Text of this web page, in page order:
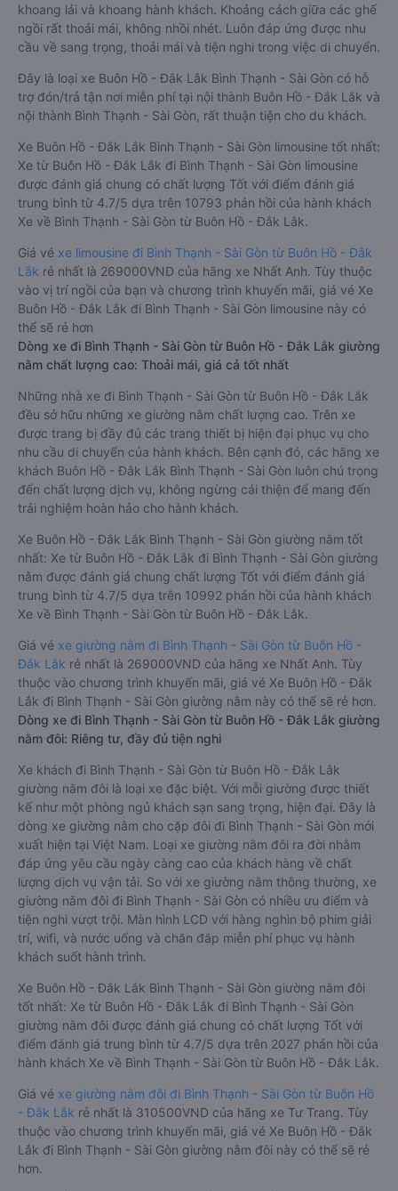
khoang lái và khoang hành khách. Khoảng cách giữa các ghế
ngồi rất thoải mái, không nhồi nhét. Luôn đáp ứng được nhu
cầu về sang trọng, thoải mái và tiện nghi trong việc di chuyển.
Đây là loại xe Buôn Hồ - Đắk Lắk Bình Thạnh - Sài Gòn có hỗ
trợ đón/trả tận nơi miễn phí tại nội thành Buôn Hồ - Đắk Lắk và
nội thành Bình Thạnh - Sài Gòn, rất thuận tiện cho du khách.
Xe Buôn Hồ - Đắk Lắk Bình Thạnh - Sài Gòn limousine tốt nhất:
Xe từ Buôn Hồ - Đắk Lắk đi Bình Thạnh - Sài Gòn limousine
được đánh giá chung có chất lượng Tốt với điểm đánh giá
trung bình từ 4.7/5 dựa trên 10793 phản hồi của hành khách
Xe về Bình Thạnh - Sài Gòn từ Buôn Hồ - Đắk Lắk.
Giá vé xe limousine đi Bình Thạnh - Sài Gòn từ Buôn Hồ - Đắk
Lắk rẻ nhất là 269000VND của hãng xe Nhất Anh. Tùy thuộc
vào vị trí ngồi của bạn và chương trình khuyến mãi, giá vé Xe
Buôn Hồ - Đắk Lắk đi Bình Thạnh - Sài Gòn limousine này có
thể sẽ rẻ hơn
Dòng xe đi Bình Thạnh - Sài Gòn từ Buôn Hồ - Đắk Lắk giường
nằm chất lượng cao: Thoải mái, giá cả tốt nhất
Những nhà xe đi Bình Thạnh - Sài Gòn từ Buôn Hồ - Đắk Lắk
đều sở hữu những xe giường nằm chất lượng cao. Trên xe
được trang bị đầy đủ các trang thiết bị hiện đại phục vụ cho
nhu cầu di chuyển của hành khách. Bên cạnh đó, các hãng xe
khách Buôn Hồ - Đắk Lắk Bình Thạnh - Sài Gòn luôn chú trọng
đến chất lượng dịch vụ, không ngừng cải thiện để mang đến
trải nghiệm hoàn hảo cho hành khách.
Xe Buôn Hồ - Đắk Lắk Bình Thạnh - Sài Gòn giường nằm tốt
nhất: Xe từ Buôn Hồ - Đắk Lắk đi Bình Thạnh - Sài Gòn giường
nằm được đánh giá chung chất lượng Tốt với điểm đánh giá
trung bình từ 4.7/5 dựa trên 10992 phản hồi của hành khách
Xe về Bình Thạnh - Sài Gòn từ Buôn Hồ - Đắk Lắk.
Giá vé xe giường nằm đi Bình Thạnh - Sài Gòn từ Buôn Hồ -
Đắk Lắk rẻ nhất là 269000VND của hãng xe Nhất Anh. Tùy
thuộc vào chương trình khuyến mãi, giá vé Xe Buôn Hồ - Đắk
Lắk đi Bình Thạnh - Sài Gòn giường nằm này có thể sẽ rẻ hơn.
Dòng xe đi Bình Thạnh - Sài Gòn từ Buôn Hồ - Đắk Lắk giường
nằm đôi: Riêng tư, đầy đủ tiện nghi
Xe khách đi Bình Thạnh - Sài Gòn từ Buôn Hồ - Đắk Lắk
giường nằm đôi là loại xe đặc biệt. Với mỗi giường được thiết
kế như một phòng ngủ khách sạn sang trọng, hiện đại. Đây là
dòng xe giường nằm cho cặp đôi đi Bình Thạnh - Sài Gòn mới
xuất hiện tại Việt Nam. Loại xe giường nằm đôi ra đời nhằm
đáp ứng yêu cầu ngày càng cao của khách hàng về chất
lượng dịch vụ vận tải. So với xe giường nằm thông thường, xe
giường nằm đôi đi Bình Thạnh - Sài Gòn có nhiều ưu điểm và
tiện nghi vượt trội. Màn hình LCD với hàng nghìn bộ phim giải
trí, wifi, và nước uống và chăn đắp miễn phí phục vụ hành
khách suốt hành trình.
Xe Buôn Hồ - Đắk Lắk Bình Thạnh - Sài Gòn giường nằm đôi
tốt nhất: Xe từ Buôn Hồ - Đắk Lắk đi Bình Thạnh - Sài Gòn
giường nằm đôi được đánh giá chung có chất lượng Tốt với
điểm đánh giá trung bình từ 4.7/5 dựa trên 2027 phản hồi của
hành khách Xe về Bình Thạnh - Sài Gòn từ Buôn Hồ - Đắk Lắk.
Giá vé xe giường nằm đôi đi Bình Thạnh - Sài Gòn từ Buôn Hồ
- Đắk Lắk rẻ nhất là 310500VND của hãng xe Tư Trang. Tùy
thuộc vào chương trình khuyến mãi, giá vé Xe Buôn Hồ - Đắk
Lắk đi Bình Thạnh - Sài Gòn giường nằm đôi này có thể sẽ rẻ
hơn.